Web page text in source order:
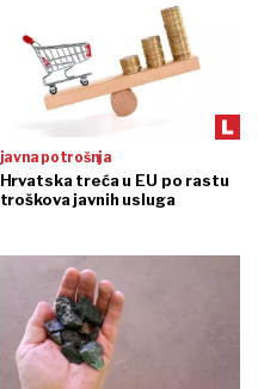
javna potrošnja
Hrvatska treća u EU po rastu
troškova javnih usluga